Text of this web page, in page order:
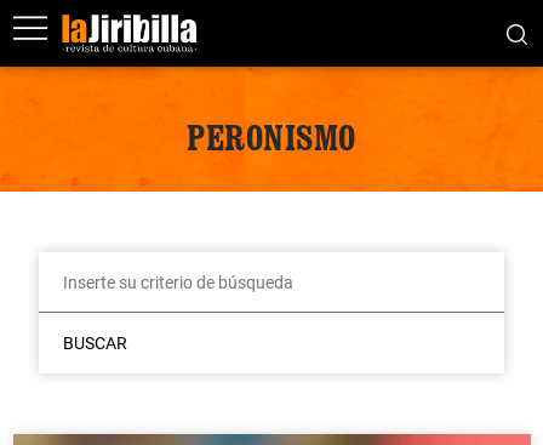
PERONISMO
BUSCAR